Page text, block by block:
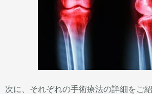
次に、それぞれの手術療法の詳細をご